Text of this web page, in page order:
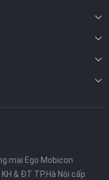
Touch ID thì iPad Pro
camera phía trước thiết
thực khi thanh toán
mại Ego Mobicon
& ĐT TP.Hà Nội cấp